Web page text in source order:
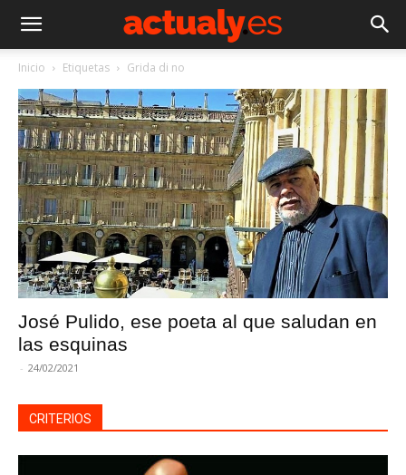
Inicio Etiquetas Grida di no
José Pulido, ese poeta al que saludan en
las esquinas
- 24/02/2021
CRITERIOS